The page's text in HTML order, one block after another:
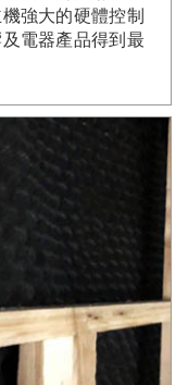
強大的硬體控制
電器產品得到最